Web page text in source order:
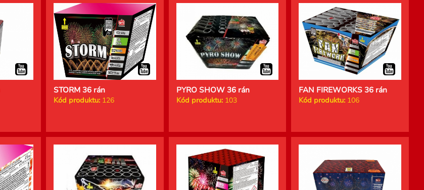
STORM 36 rán
Kód produktu: 126
PYRO SHOW 36 rán
Kód produktu:103
FAN FIREWORKS 36 rán
Kód produktu: 106